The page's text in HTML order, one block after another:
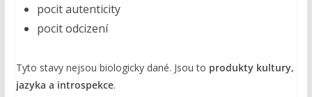
pocit autenticity
pocit odcizení
Tyto stavy nejsou biologicky dané. Jsou to produkty kultury,
jazyka a introspekce.